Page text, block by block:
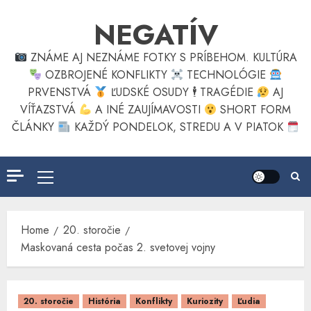
NEGATÍV
ZNÁME AJ NEZNÁME FOTKY S PRÍBEHOM. KULTÚRA
OZBROJENÉ KONFLIKTY
TECHNOLÓGIE
PRVENSTVÁ
ĽUDSKÉ OSUDY 🕴TRAGÉDIE
AJ
VÍŤAZSTVÁ
A INÉ ZAUJÍMAVOSTI
SHORT FORM
ČLÁNKY
KAŽDÝ PONDELOK, STREDU A V PIATOK
Primary
Menu
Home
20. storočie
Maskovaná cesta počas 2. svetovej vojny
20. storočie História Konflikty Kuriozity Ľudia